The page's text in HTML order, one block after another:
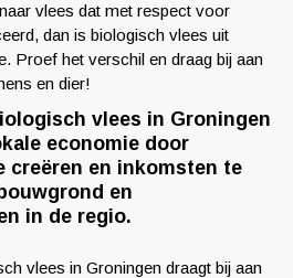
vlees dat met respect voor
dan is biologisch vlees uit
Proef het verschil en draag bij aan
en dier!
vlees in Groningen
economie door
creëren en inkomsten te
en
in de regio.
vlees in Groningen draagt bij aan